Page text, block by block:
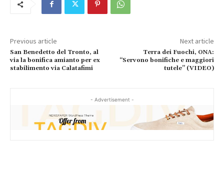
Previous article
San Benedetto del Tronto, al
via la bonifica amianto per ex
stabilimento via Calatafimi
Next article
Terra dei Fuochi, ONA:
“Servono bonifiche e maggiori
tutele” (VIDEO)
- Advertisement -